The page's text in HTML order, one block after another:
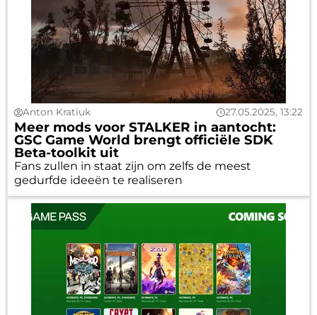
Anton Kratiuk 27.05.2025, 13:22
Meer mods voor STALKER in aantocht:
GSC Game World brengt officiële SDK
Beta-toolkit uit
Fans zullen in staat zijn om zelfs de meest
gedurfde ideeën te realiseren